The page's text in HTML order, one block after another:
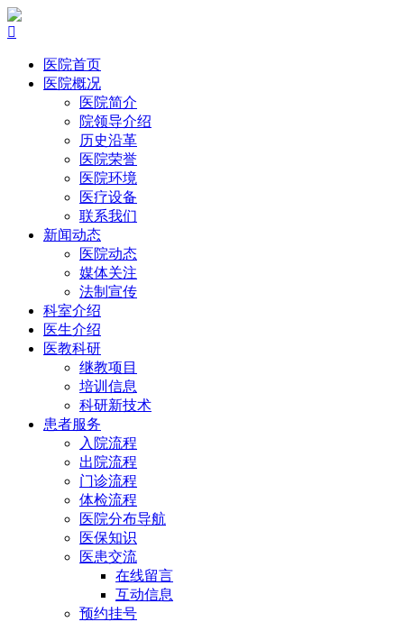

医院首页
医院概况
医院简介
院领导介绍
历史沿革
医院荣誉
医院环境
医疗设备
联系我们
新闻动态
医院动态
媒体关注
法制宣传
科室介绍
医生介绍
医教科研
继教项目
培训信息
科研新技术
患者服务
入院流程
出院流程
门诊流程
体检流程
医院分布导航
医保知识
医患交流
在线留言
互动信息
预约挂号